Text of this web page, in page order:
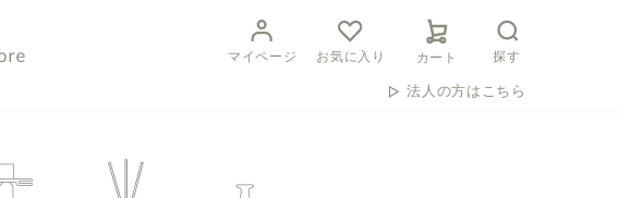
マイページ お気に入り カート 探す
法人の方はこちら